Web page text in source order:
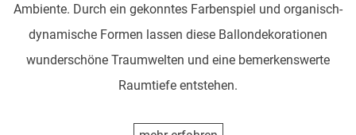
Ambiente. Durch ein gekonntes Farbenspiel und organisch-
dynamische Formen lassen diese Ballondekorationen
wunderschöne Traumwelten und eine bemerkenswerte
Raumtiefe entstehen.